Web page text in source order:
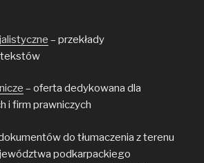
– przekłady
tekstów
– oferta dedykowana dla
i firm prawniczych
do tłumaczenia z terenu
podkarpackiego